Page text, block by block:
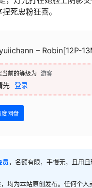
死忠粉狂喜。
– Robin[12P-
当前的等级为 游客
先 登录
度网盘
员，名额有限，手慢无，且用
均为本站原创发布。任何个